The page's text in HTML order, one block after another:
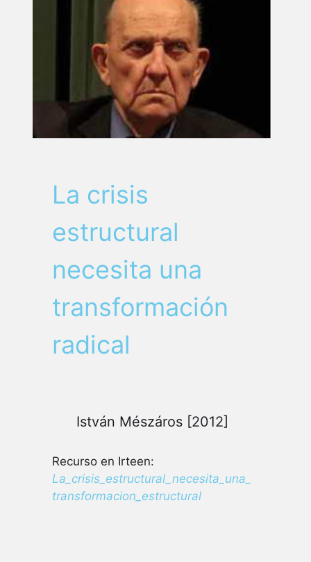
La crisis
estructural
necesita una
transformación
radical
István Mészáros [2012]
Recurso en Irteen:
La_crisis_estructural_necesita_una_
transformacion_estructural